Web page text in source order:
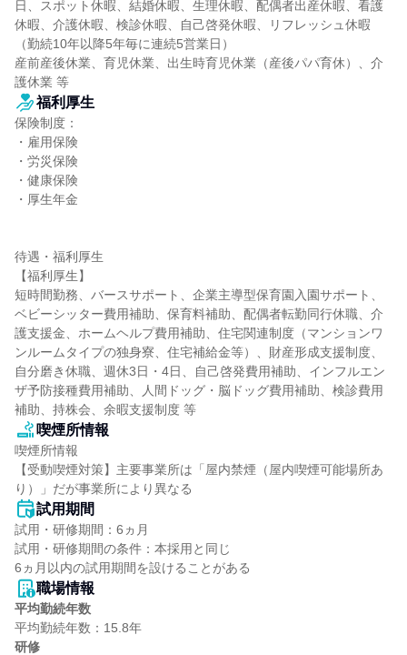
日、スポット休暇、結婚休暇、生理休暇、配偶者出産休暇、看護
休暇、介護休暇、検診休暇、自己啓発休暇、リフレッシュ休暇
（勤続10年以降5年毎に連続5営業日）
産前産後休業、育児休業、出生時育児休業（産後パパ育休）、介
護休業 等
福利厚生
保険制度：
・雇用保険
・労災保険
・健康保険
・厚生年金
待遇・福利厚生
【福利厚生】
短時間勤務、バースサポート、企業主導型保育園入園サポート、
ベビーシッター費用補助、保育料補助、配偶者転勤同行休職、介
護支援金、ホームヘルプ費用補助、住宅関連制度（マンションワ
ンルームタイプの独身寮、住宅補給金等）、財産形成支援制度、
自分磨き休職、週休3日・4日、自己啓発費用補助、インフルエン
ザ予防接種費用補助、人間ドッグ・脳ドッグ費用補助、検診費用
補助、持株会、余暇支援制度 等
喫煙所情報
喫煙所情報
【受動喫煙対策】主要事業所は「屋内禁煙（屋内喫煙可能場所あ
り）」だが事業所により異なる
試用期間
試用・研修期間：6ヵ月
試用・研修期間の条件：本採用と同じ
職場情報
平均勤続年数
研修